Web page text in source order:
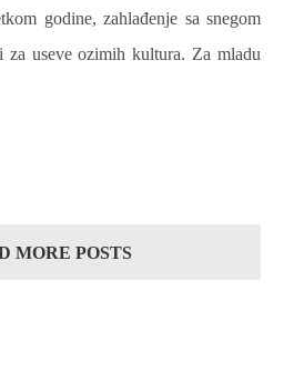
godine, zahlađenje sa snegom
za useve ozimih kultura. Za mladu
MORE POSTS